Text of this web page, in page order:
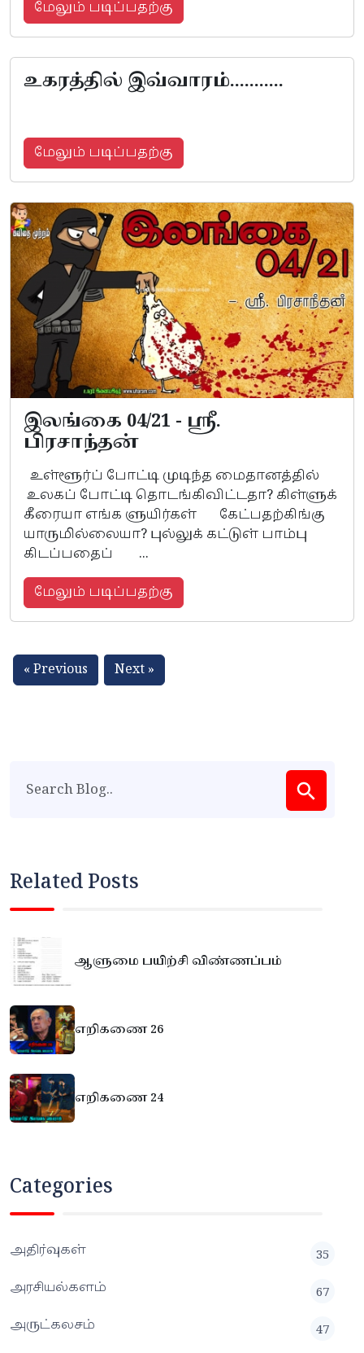
மேலும் படிப்பதற்கு
உகரத்தில் இவ்வாரம்...........
மேலும் படிப்பதற்கு
இலங்கை 04/21 - ஸ்ரீ.
பிரசாந்தன்
உள்ளூர்ப் போட்டி முடிந்த மைதானத்தில்
உலகப் போட்டி தொடங்கிவிட்டதா? கிள்ளுக்
கீரையா எங்க ளுயிர்கள் கேட்பதற்கிங்கு
யாருமில்லையா? புல்லுக் கட்டுள் பாம்பு
கிடப்பதைப் ...
மேலும் படிப்பதற்கு
« Previous Next »
Related Posts
ஆளுமை பயிற்சி விண்ணப்பம்
எறிகணை 26
எறிகணை 24
Categories
அதிர்வுகள்
35
அரசியல்களம்
67
அருட்கலசம்
47